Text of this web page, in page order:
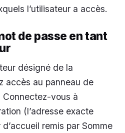
l’utilisateur a accès.
de passe en tant
désigné de la
accès au panneau de
vous à
(l’adresse exacte
remis par Somme